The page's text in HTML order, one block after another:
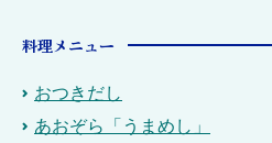
料理メニュー
おつきだし
あおぞら「うまめし」